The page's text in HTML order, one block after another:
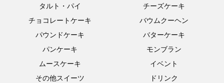
タルト・パイ
チーズケーキ
チョコレートケーキ
バウムクーヘン
パウンドケーキ
バターケーキ
パンケーキ
モンブラン
ムースケーキ
イベント
その他スイーツ
ドリンク